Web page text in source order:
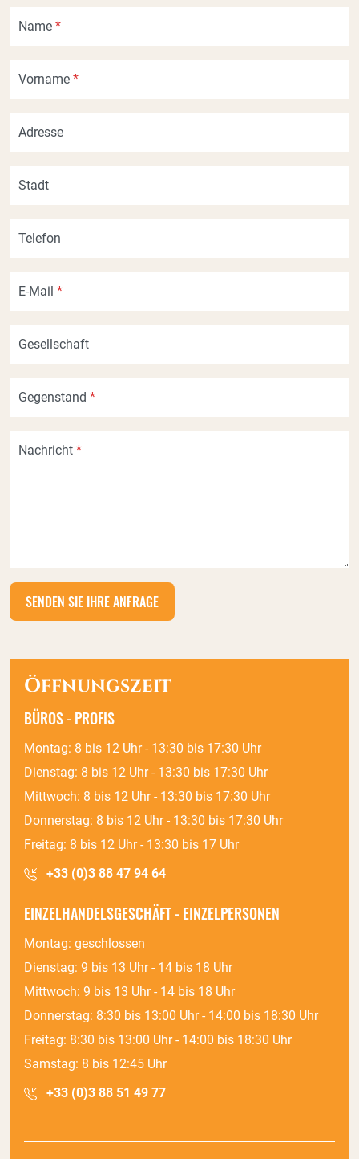
Name *
Vorname *
Adresse
Stadt
Telefon
E-Mail *
Gesellschaft
Gegenstand *
Nachricht *
Öffnungszeit
BÜROS - PROFIS
Montag: 8 bis 12 Uhr - 13:30 bis 17:30 Uhr
Dienstag: 8 bis 12 Uhr - 13:30 bis 17:30 Uhr
Mittwoch: 8 bis 12 Uhr - 13:30 bis 17:30 Uhr
Donnerstag: 8 bis 12 Uhr - 13:30 bis 17:30 Uhr
Freitag: 8 bis 12 Uhr - 13:30 bis 17 Uhr
+33 (0)3 88 47 94 64
EINZELHANDELSGESCHÄFT - EINZELPERSONEN
Montag: geschlossen
Dienstag: 9 bis 13 Uhr - 14 bis 18 Uhr
Mittwoch: 9 bis 13 Uhr - 14 bis 18 Uhr
Donnerstag: 8:30 bis 13:00 Uhr - 14:00 bis 18:30 Uhr
Freitag: 8:30 bis 13:00 Uhr - 14:00 bis 18:30 Uhr
Samstag: 8 bis 12:45 Uhr
+33 (0)3 88 51 49 77